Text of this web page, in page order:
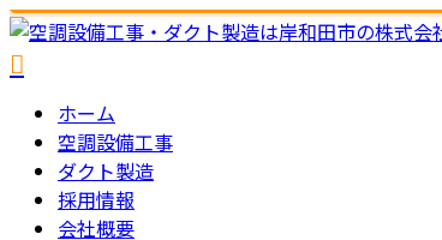
ホーム
空調設備工事
ダクト製造
採用情報
会社概要